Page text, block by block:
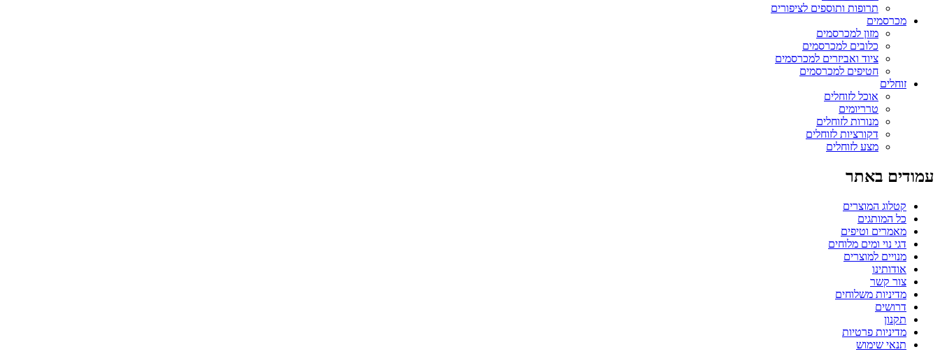
תרופות ותוספים לציפורים
מכרסמים
מזון למכרסמים
כלובים למכרסמים
ציוד ואביזרים למכרסמים
חטיפים למכרסמים
זוחלים
אוכל לזוחלים
טרריומים
מנורות לזוחלים
דקורציות לזוחלים
מצע לזוחלים
עמודים באתר
קטלוג המוצרים
כל המותגים
מאמרים וטיפים
דגי נוי ומים מלוחים
מנויים למוצרים
אודותינו
צור קשר
מדיניות משלוחים
דרושים
תקנון
מדיניות פרטיות
תנאי שימוש